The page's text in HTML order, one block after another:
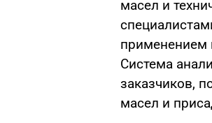
масел и
применением
Система
заказчиков,
масел и